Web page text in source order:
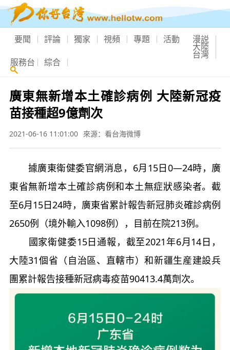
要聞 評論 獨家 視頻 專題 活動 漫説
大陸
台灣
服務台 綜合
廣東無新增本土確診病例 大陸新冠疫
苗接種超9億劑次
2021-06-16 11:01:00 來源：看台海微博
據廣東衛健委官網消息，6月15日0—24時，廣
東省無新增本土確診病例和本土無症狀感染者。截
至6月15日24時，廣東省累計報告新冠肺炎確診病例
2650例（境外輸入1098例），目前在院213例。
國家衛健委15日通報，截至2021年6月14日，
大陸31個省（自治區、直轄市）和新疆生産建設兵
團累計報告接種新冠病毒疫苗90413.4萬劑次。